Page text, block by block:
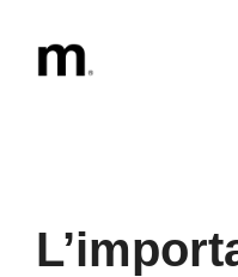
contenuto